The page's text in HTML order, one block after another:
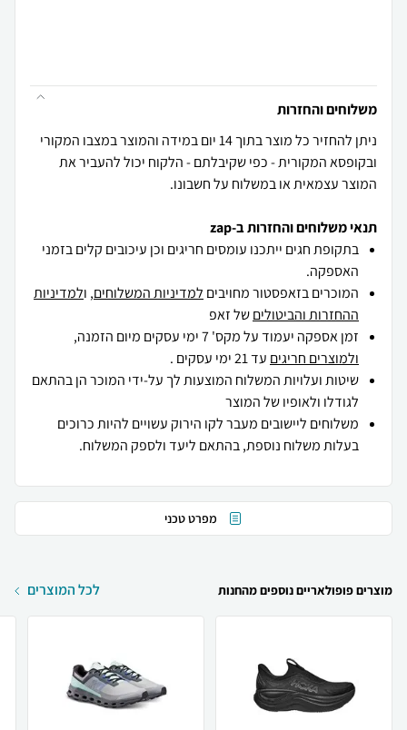
משלוחים והחזרות
ניתן להחזיר כל מוצר בתוך 14 יום במידה והמוצר במצבו המקורי
ובקופסא המקורית - כפי שקיבלתם - הלקוח יכול להעביר את
המוצר עצמאית או במשלוח על חשבונו.
תנאי משלוחים והחזרות ב-zap
בתקופת חגים ייתכנו עומסים חריגים וכן עיכובים קלים בזמני
האספקה.
המוכרים בזאפסטור מחויבים למדיניות המשלוחים, ולמדיניות
ההחזרות והביטוליםשל זאפ
זמן אספקה יעמוד על מקס' 7 ימי עסקים מיום הזמנה,
ולמוצרים חריגים עד 21 ימי עסקים .
שיטות ועלויות המשלוח המוצעות לך על-ידי המוכר הן בהתאם
לגודלו ולאופיו של המוצר
משלוחים ליישובים מעבר לקו הירוק עשויים להיות כרוכים
בעלות משלוח נוספת, בהתאם ליעד ולספק המשלוח.
מפרט טכני
מוצרים פופולאריים נוספים מהחנות לכל המוצרים